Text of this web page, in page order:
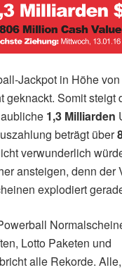
Jackpot in Höhe
geknackt. Somit steigt
1,3 Milliarden
beträgt über
verwunderlich
ansteigen, denn der
explodiert
Lotto Paketen und
alle Rekorde.